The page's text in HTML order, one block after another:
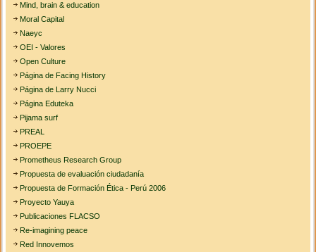
Mind, brain & education
Moral Capital
Naeyc
OEI - Valores
Open Culture
Página de Facing History
Página de Larry Nucci
Página Eduteka
Pijama surf
PREAL
PROEPE
Prometheus Research Group
Propuesta de evaluación ciudadanía
Propuesta de Formación Ética - Perú 2006
Proyecto Yauya
Publicaciones FLACSO
Re-imagining peace
Red Innovemos